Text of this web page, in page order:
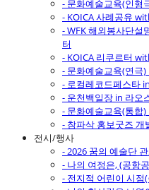
- 문화예술교육(인형
- KOICA 사례공유
- WFK 해외봉사단설
터
- KOICA 리쿠르터
- 문화예술교육(연극)
- 로컬레코드페스타
- 운천백일장 in 라오
- 문화예술교육(통합
- 참파삭 홍보굿즈 개
전시/행사
- 2026 꿈의 예술단
- 나의 여정은, (공항
- 전지적 어린이 시점